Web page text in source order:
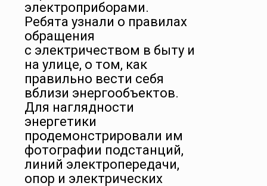
электроприборами.
Ребята узнали о правилах
обращения
с электричеством в быту и
на улице, о том, как
правильно вести себя
вблизи энергообъектов.
Для наглядности
энергетики
продемонстрировали им
фотографии подстанций,
линий электропередачи,
опор и электрических